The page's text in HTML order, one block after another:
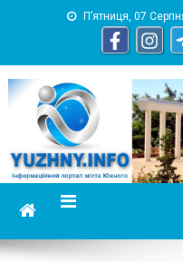
П’ятниця, 07
информационный